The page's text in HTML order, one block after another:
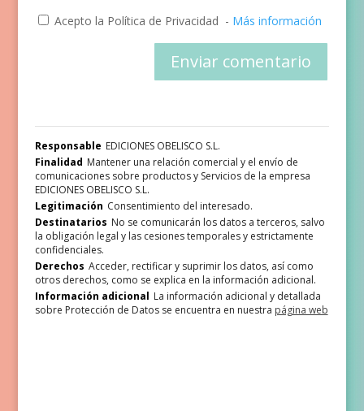
Acepto la Política de Privacidad - Más información
Responsable EDICIONES OBELISCO S.L.
Finalidad Mantener una relación comercial y el envío de
comunicaciones sobre productos y Servicios de la empresa
EDICIONES OBELISCO S.L.
Legitimación Consentimiento del interesado.
Destinatarios No se comunicarán los datos a terceros, salvo
la obligación legal y las cesiones temporales y estrictamente
confidenciales.
Derechos Acceder, rectificar y suprimir los datos, así como
otros derechos, como se explica en la información adicional.
Información adicional La información adicional y detallada
sobre Protección de Datos se encuentra en nuestra página web